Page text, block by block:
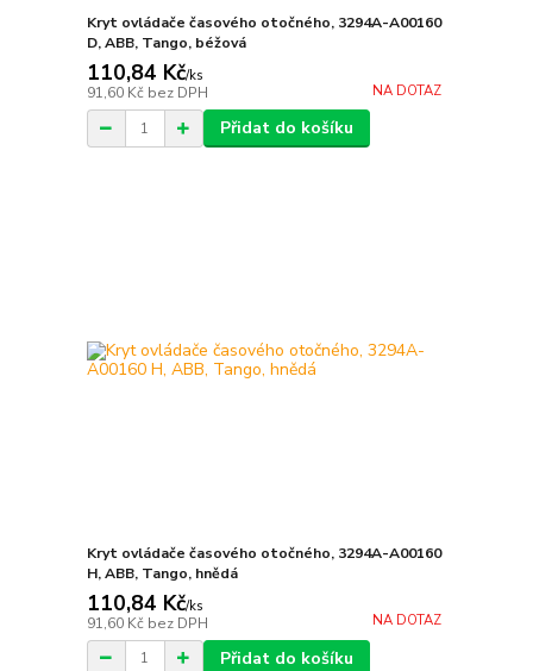
Kryt ovládače časového otočného, 3294A-A00160
D, ABB, Tango, béžová
110,84 Kč/ks
91,60 Kč bez DPH NA DOTAZ
Přidat do košíku
Kryt ovládače časového otočného, 3294A-A00160
H, ABB, Tango, hnědá
110,84 Kč/ks
91,60 Kč bez DPH NA DOTAZ
Přidat do košíku